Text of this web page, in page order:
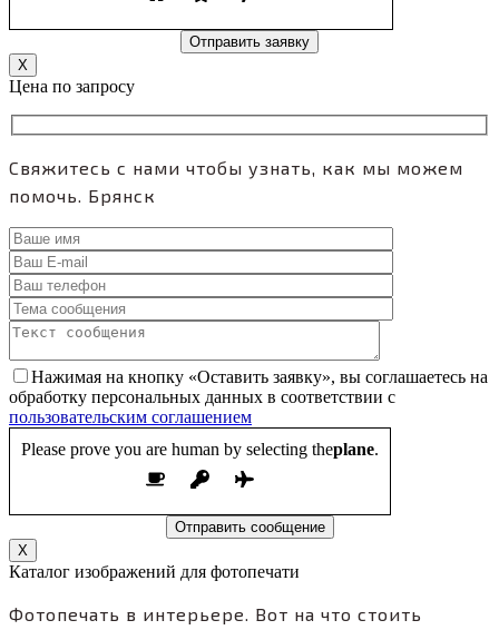
X
Цена по запросу
Свяжитесь с нами чтобы узнать, как мы можем
помочь. Брянск
Нажимая на кнопку «Оставить заявку», вы соглашаетесь на
обработку персональных данных в соответствии с
пользовательским соглашением
Please prove you are human by selecting theplane.
X
Каталог изображений для фотопечати
Фотопечать в интерьере. Вот на что стоить